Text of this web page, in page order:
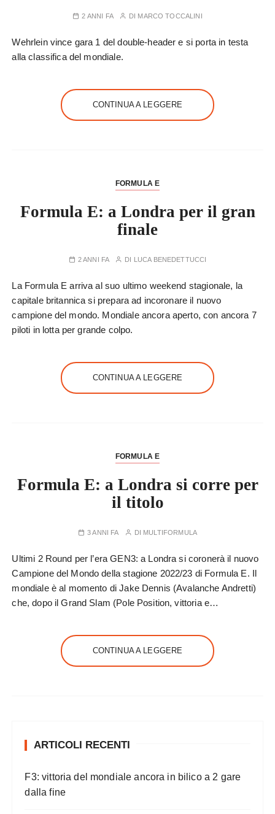
2 ANNI FA DI MARCO TOCCALINI
Wehrlein vince gara 1 del double-header e si porta in testa
alla classifica del mondiale.
CONTINUA A LEGGERE
FORMULA E
Formula E: a Londra per il gran
finale
2 ANNI FA DI LUCA BENEDETTUCCI
La Formula E arriva al suo ultimo weekend stagionale, la
capitale britannica si prepara ad incoronare il nuovo
campione del mondo. Mondiale ancora aperto, con ancora 7
piloti in lotta per grande colpo.
CONTINUA A LEGGERE
FORMULA E
Formula E: a Londra si corre per
il titolo
3 ANNI FA DI MULTIFORMULA
Ultimi 2 Round per l’era GEN3: a Londra si coronerà il nuovo
Campione del Mondo della stagione 2022/23 di Formula E. Il
mondiale è al momento di Jake Dennis (Avalanche Andretti)
che, dopo il Grand Slam (Pole Position, vittoria e…
CONTINUA A LEGGERE
ARTICOLI RECENTI
F3: vittoria del mondiale ancora in bilico a 2 gare
dalla fine